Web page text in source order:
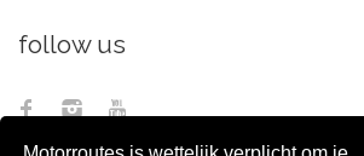
follow us